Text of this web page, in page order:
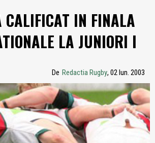
CALIFICAT IN FINALA
LA JUNIORI I
De Redactia Rugby, 02 Iun. 2003